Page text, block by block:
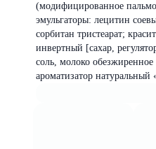
(модифицированное
эмульгаторы: лецитин
сорбитан тристеарат;
инвертный [сахар,
соль, молоко
ароматизатор натуральный